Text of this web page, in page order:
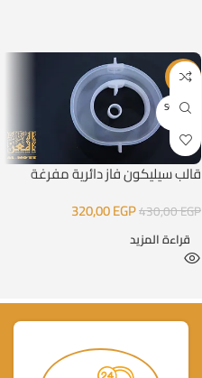
-26%
SOLD O
UT
قالب سيليكون فاز دائرية مفرغة
430,00EGP
320,00EGP
قراءة المزيد